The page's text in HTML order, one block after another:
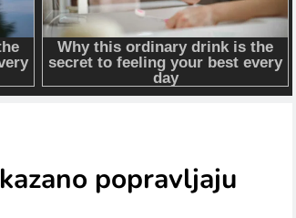
popravljaju